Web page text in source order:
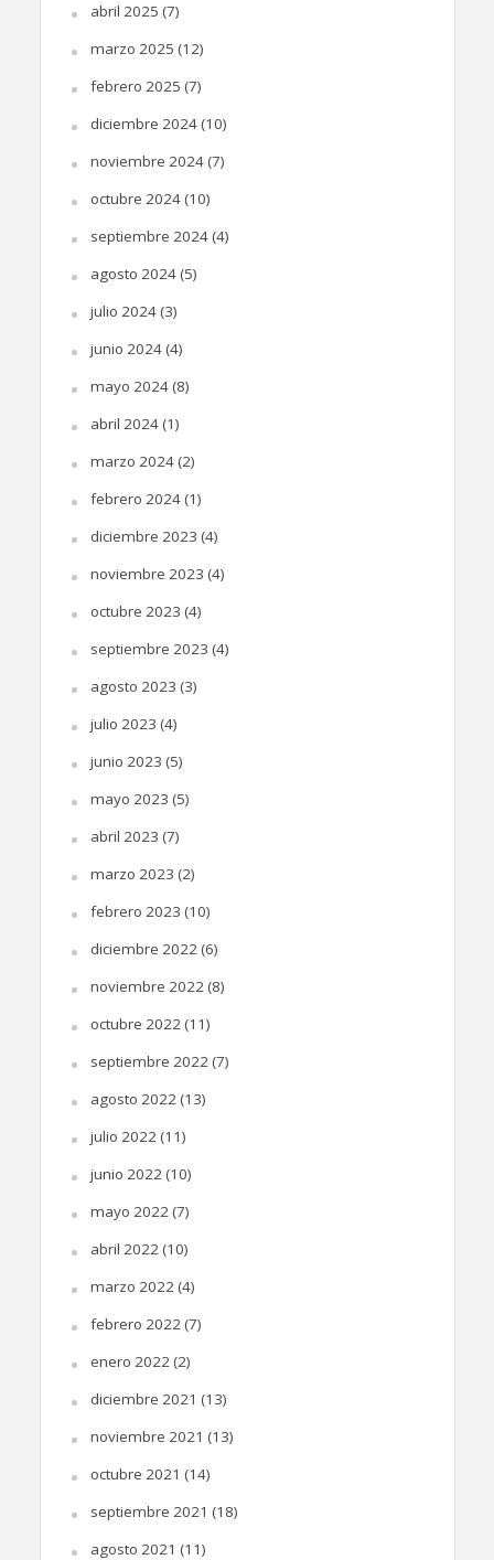
abril 2025 (7)
marzo 2025 (12)
febrero 2025 (7)
diciembre 2024(10)
noviembre 2024(7)
octubre 2024(10)
septiembre 2024(4)
agosto 2024(5)
julio 2024(3)
junio 2024(4)
mayo 2024(8)
abril 2024(1)
marzo 2024(2)
febrero 2024(1)
diciembre 2023 (4)
noviembre 2023 (4)
octubre 2023 (4)
septiembre 2023 (4)
agosto 2023 (3)
julio 2023 (4)
junio 2023 (5)
mayo 2023 (5)
abril 2023 (7)
marzo 2023 (2)
febrero 2023 (10)
diciembre 2022(6)
noviembre 2022(8)
octubre 2022(11)
septiembre 2022(7)
agosto 2022(13)
julio 2022(11)
junio 2022(10)
mayo 2022(7)
abril 2022(10)
marzo 2022(4)
febrero 2022(7)
enero 2022(2)
diciembre 2021 (13)
noviembre 2021 (13)
octubre 2021 (14)
septiembre 2021 (18)
agosto 2021 (11)